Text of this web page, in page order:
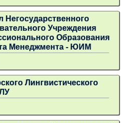
Негосударственного
Учреждения
Образования
Менеджмента - ЮИМ
Лингвистического